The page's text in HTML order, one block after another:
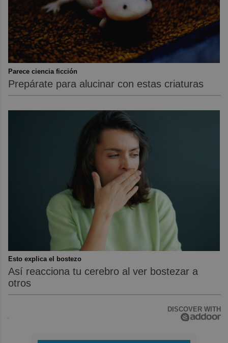
Parece ciencia ficción
Prepárate para alucinar con estas criaturas
Esto explica el bostezo
Así reacciona tu cerebro al ver bostezar a
otros
DISCOVER WITH